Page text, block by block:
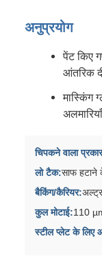
अनुप्रयोग
पेंट किए
आंतरिक
मास्किंग
अलमारियाँ
चिपकने वाला
लो टैक:साफ हटाने
बैकिंग/कैरियर:
कुल मोटाई:110
स्टील प्लेट के